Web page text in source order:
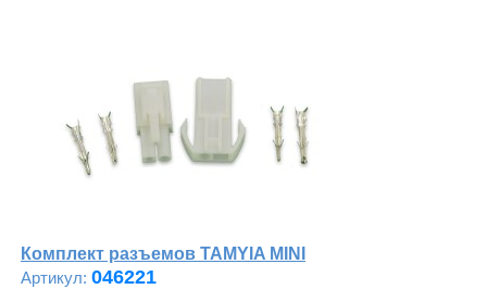
Комплект разъемов TAMYIA MINI
046221